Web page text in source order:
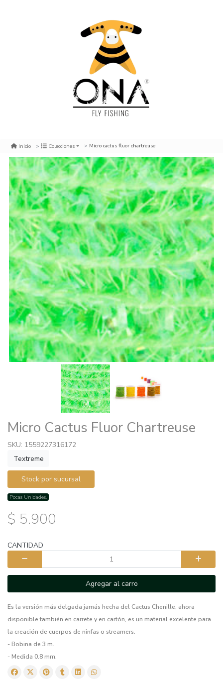
Inicio Colecciones Micro cactus fluor chartreuse
Micro Cactus Fluor Chartreuse
SKU: 1559227316172
Textreme
Stock por sucursal
Pocas Unidades.
$ 5.900
CANTIDAD
Agregar al carro
Es la versión más delgada jamás hecha del Cactus Chenille, ahora
disponible también en carrete y en cartón, es un material excelente para
la creación de cuerpos de ninfas o streamers.
- Bobina de 3 m.
- Medida 0.8 mm.